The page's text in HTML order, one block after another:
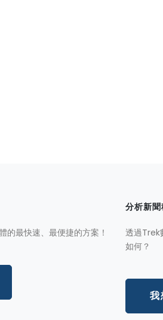
的最快速、最便捷的方案！
分析新
透過Trek
如何？
我